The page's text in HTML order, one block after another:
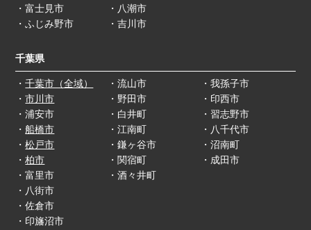
・富士見市
・ふじみ野市
・八潮市
・吉川市
千葉県
・千葉市（全域）
・市川市
・浦安市
・船橋市
・松戸市
・柏市
・流山市
・野田市
・白井町
・江南町
・鎌ヶ谷市
・関宿町
・我孫子市
・印西市
・習志野市
・八千代市
・沼南町
・成田市
・富里市
・八街市
・佐倉市
・印旛沼市
・酒々井町